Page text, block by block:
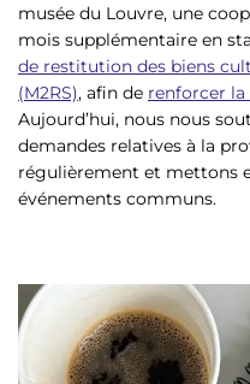
musée du Louvre, une
mois supplémentaire en
de restitution des biens
(M2RS), afin de renforcer
Aujourd’hui, nous nous
demandes relatives à la
régulièrement et mettons
événements communs.